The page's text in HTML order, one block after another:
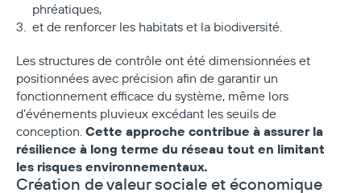
phréatiques,
et de renforcer les habitats et la biodiversité.
Les structures de contrôle ont été dimensionnées et
positionnées avec précision afin de garantir un
fonctionnement efficace du système, même lors
d’événements pluvieux excédant les seuils de
conception. Cette approche contribue à assurer la
résilience à long terme du réseau tout en limitant
les risques environnementaux.
Création de valeur sociale et économique